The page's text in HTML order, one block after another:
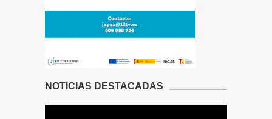
NOTICIAS DESTACADAS